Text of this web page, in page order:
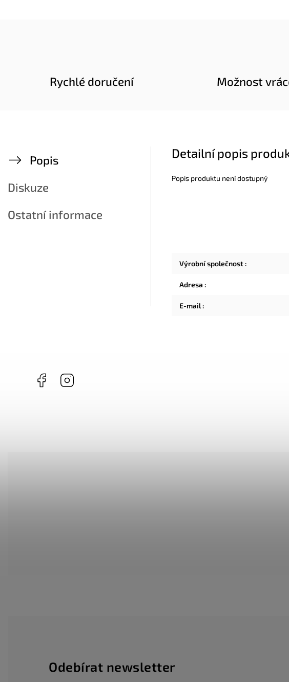
Rychlé doručení Možnost
Popis
Diskuze
Ostatní informace
Detailní popis
Popis produktu není dostupný
Výrobní společnost:
Adresa :
E-mail:
Facebook
Odebírat newsletter